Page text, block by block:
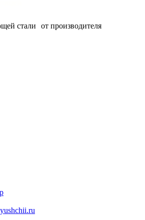
стали от производителя